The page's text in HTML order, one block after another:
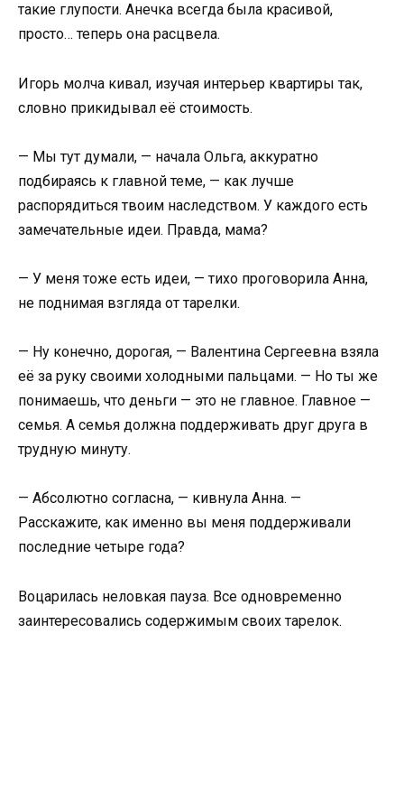
такие глупости. Анечка всегда была красивой,
просто… теперь она расцвела.
Игорь молча кивал, изучая интерьер квартиры так,
словно прикидывал её стоимость.
— Мы тут думали, — начала Ольга, аккуратно
подбираясь к главной теме, — как лучше
распорядиться твоим наследством. У каждого есть
замечательные идеи. Правда, мама?
— У меня тоже есть идеи, — тихо проговорила Анна,
не поднимая взгляда от тарелки.
— Ну конечно, дорогая, — Валентина Сергеевна взяла
её за руку своими холодными пальцами. — Но ты же
понимаешь, что деньги — это не главное. Главное —
семья. А семья должна поддерживать друг друга в
трудную минуту.
— Абсолютно согласна, — кивнула Анна. —
Расскажите, как именно вы меня поддерживали
последние четыре года?
Воцарилась неловкая пауза. Все одновременно
заинтересовались содержимым своих тарелок.